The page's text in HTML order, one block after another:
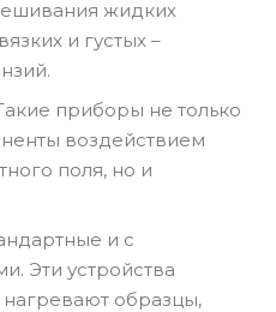
жидких
и густых –
приборы не только
воздействием
поля, но и
и с
Эти устройства
образцы,